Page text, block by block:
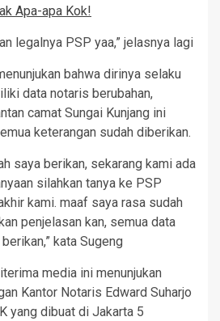
Apa-apa Kok!
legalnya PSP yaa,” jelasnya lagi
bahwa dirinya selaku
data notaris berubahan,
camat Sungai Kunjang ini
keterangan sudah diberikan.
saya berikan, sekarang kami ada
silahkan tanya ke PSP
kami. maaf saya rasa sudah
penjelasan kan, semua data
kata Sugeng
media ini menunjukan
Kantor Notaris Edward Suharjo
yang dibuat di Jakarta 5